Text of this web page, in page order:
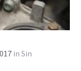
in Sin